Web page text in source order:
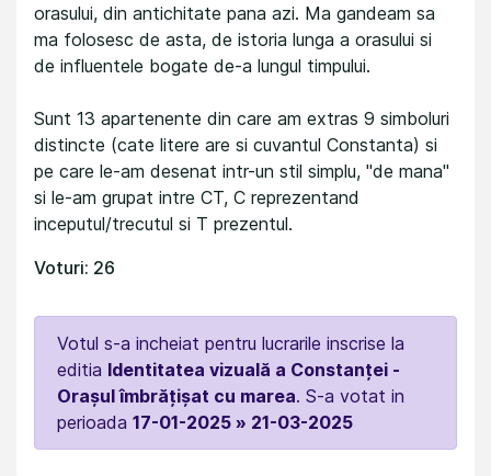
orasului, din antichitate pana azi. Ma gandeam sa
ma folosesc de asta, de istoria lunga a orasului si
de influentele bogate de-a lungul timpului.
Sunt 13 apartenente din care am extras 9 simboluri
distincte (cate litere are si cuvantul Constanta) si
pe care le-am desenat intr-un stil simplu, "de mana"
si le-am grupat intre CT, C reprezentand
inceputul/trecutul si T prezentul.
Voturi: 26
Votul s-a incheiat pentru lucrarile inscrise la
editia Identitatea vizuală a Constanței -
Orașul îmbrățișat cu marea. S-a votat in
perioada 17-01-2025 » 21-03-2025